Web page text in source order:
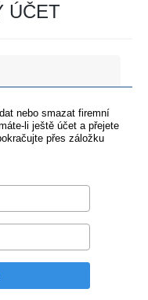
ÚČET
nebo smazat firemní
li ještě účet a přejete
přes záložku